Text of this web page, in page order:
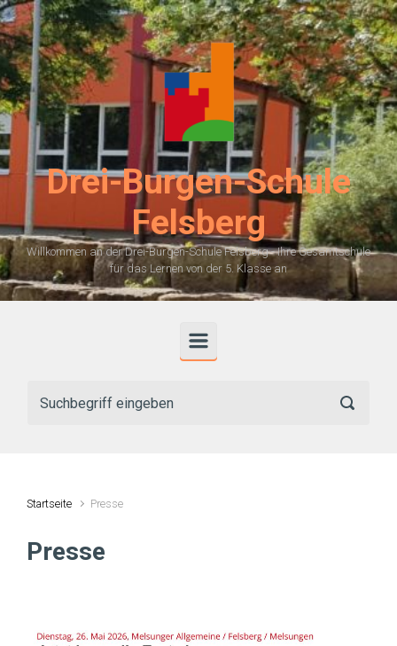
Zum Hauptinhalt springen
Drei-Burgen-Schule
Felsberg
Willkommen an der Drei-Burgen-Schule Felsberg - Ihre Gesamtschule
für das Lernen von der 5. Klasse an
Startseite Presse
Presse